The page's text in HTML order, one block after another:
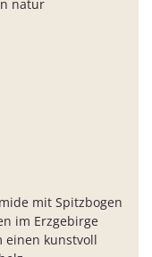
natur
mit Spitzbogen
im Erzgebirge
einen kunstvoll